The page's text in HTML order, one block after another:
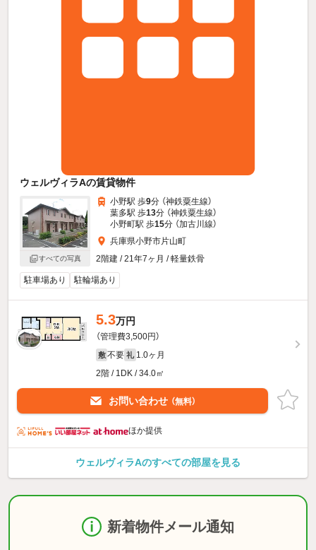
ウェルヴィラAの賃貸物件
すべての写真
小野駅 歩9分 （神鉄粟生線）
葉多駅 歩13分 （神鉄粟生線）
小野町駅 歩15分 （加古川線）
兵庫県小野市片山町
2階建 / 21年7ヶ月 / 軽量鉄骨
駐車場あり 駐輪場あり
5.3万円
（管理費3,500円）
敷 不要 礼 1.0ヶ月
2階 / 1DK / 34.0㎡
お問い合わせ （無料）
ほか提供
ウェルヴィラAのすべての部屋を見る
新着物件メール通知